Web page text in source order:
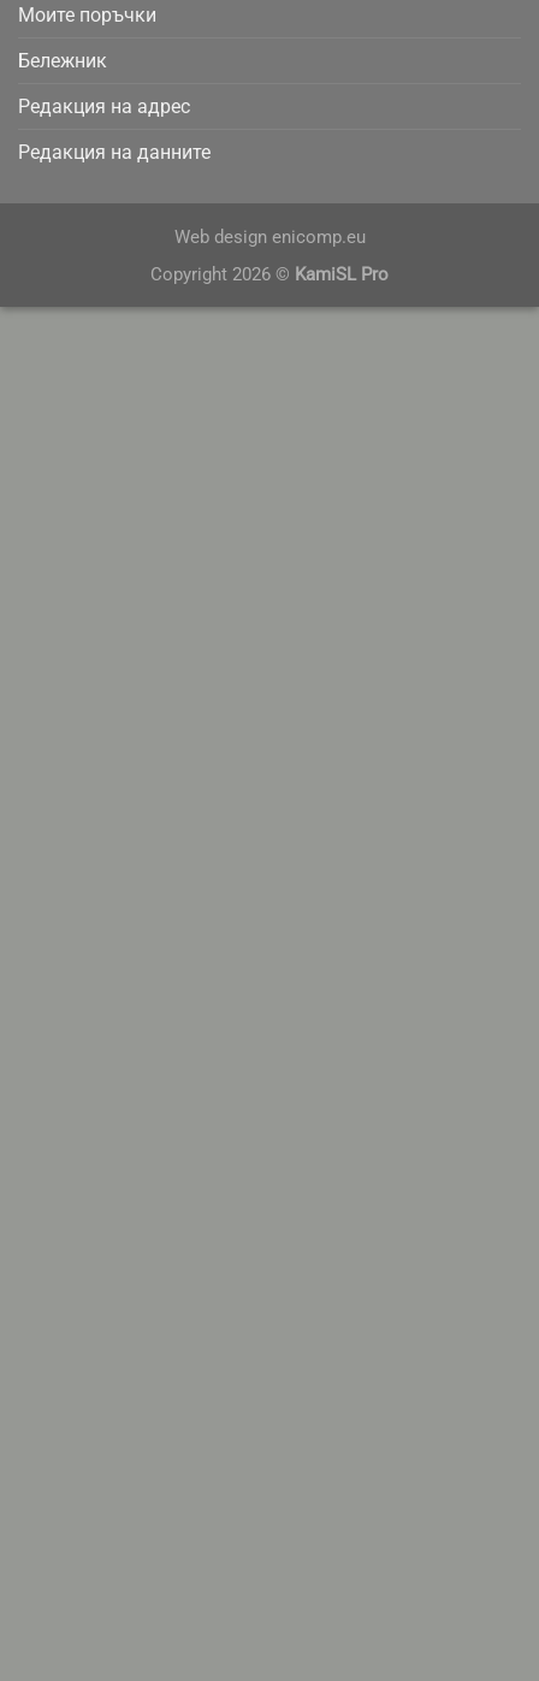
Моите поръчки
Бележник
Редакция на адрес
Редакция на данните
Web design enicomp.eu
Copyright 2026 © KamiSL Pro